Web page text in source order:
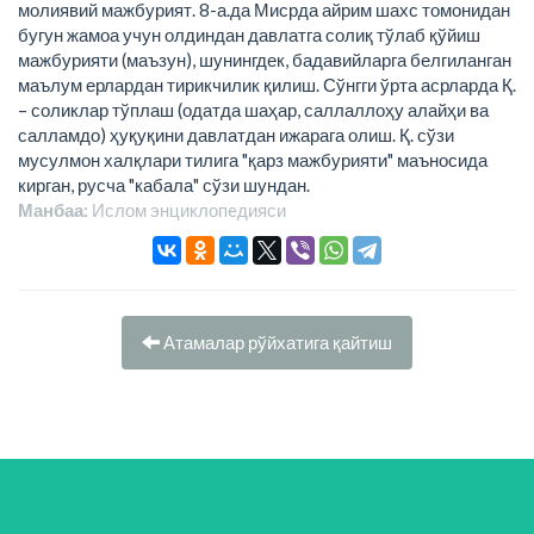
молиявий мажбурият. 8-а.да Мисрда айрим шахс томонидан
бугун жамоа учун олдиндан давлатга солиқ тўлаб қўйиш
мажбурияти (маъзун), шунингдек, бадавийларга белгиланган
маълум ерлардан тирикчилик қилиш. Сўнгги ўрта асрларда Қ.
– соликлар тўплаш (одатда шаҳар, саллаллоҳу алайҳи ва
салламдо) ҳуқуқини давлатдан ижарага олиш. Қ. сўзи
мусулмон халқлари тилига "қарз мажбурияти" маъносида
кирган, русча "кабала" сўзи шундан.
Манбаа: Ислом энциклопeдияси
Атамалар рўйхатига қайтиш